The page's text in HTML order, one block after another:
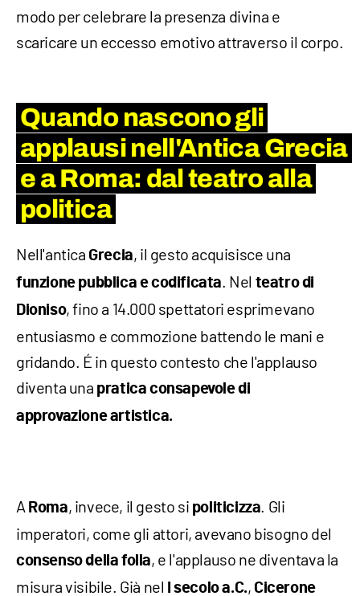
modo per celebrare la presenza divina e
scaricare un eccesso emotivo attraverso il corpo.
Quando nascono gli
applausi nell'Antica Grecia
e a Roma: dal teatro alla
politica
Nell'antica Grecia, il gesto acquisisce una
funzione pubblica e codificata. Nel teatro di
Dioniso, fino a 14.000 spettatori esprimevano
entusiasmo e commozione battendo le mani e
gridando. É in questo contesto che l'applauso
diventa una pratica consapevole di
approvazione artistica.
A Roma, invece, il gesto si politicizza. Gli
imperatori, come gli attori, avevano bisogno del
consenso della folla, e l'applauso ne diventava la
misura visibile. Già nel
I secolo a.C., Cicerone